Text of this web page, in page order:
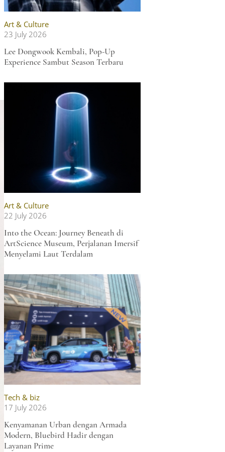
Art & Culture
23 July 2026
Lee Dongwook Kembali, Pop-Up
Experience Sambut Season Terbaru
Art & Culture
22 July 2026
Into the Ocean: Journey Beneath di
ArtScience Museum, Perjalanan Imersif
Menyelami Laut Terdalam
Tech & biz
17 July 2026
Kenyamanan Urban dengan Armada
Modern, Bluebird Hadir dengan
Layanan Prime